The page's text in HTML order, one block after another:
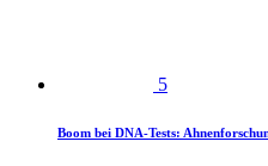
5
Boom bei DNA-Tests: